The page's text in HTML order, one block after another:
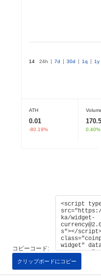
コピーコード:
クリップボードにコピー